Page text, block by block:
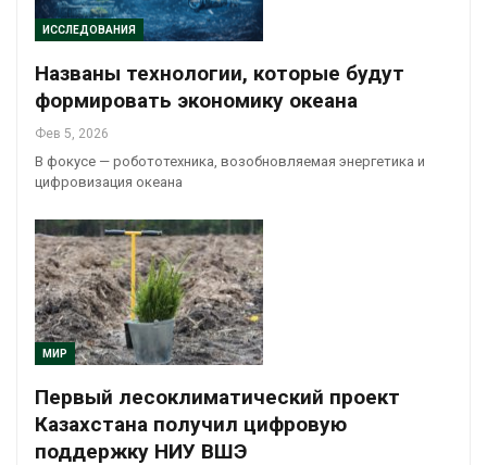
ИССЛЕДОВАНИЯ
Названы технологии, которые будут
формировать экономику океана
Фев 5, 2026
В фокусе — робототехника, возобновляемая энергетика и
цифровизация океана
МИР
Первый лесоклиматический проект
Казахстана получил цифровую
поддержку НИУ ВШЭ